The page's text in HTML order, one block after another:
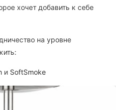
хочет добавить к себе
на уровне
и SoftSmoke